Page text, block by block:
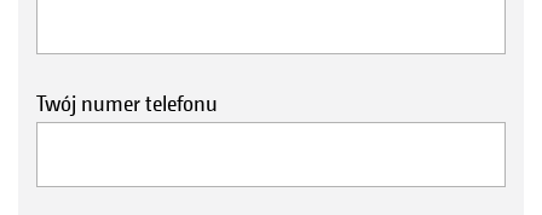
Twój numer telefonu